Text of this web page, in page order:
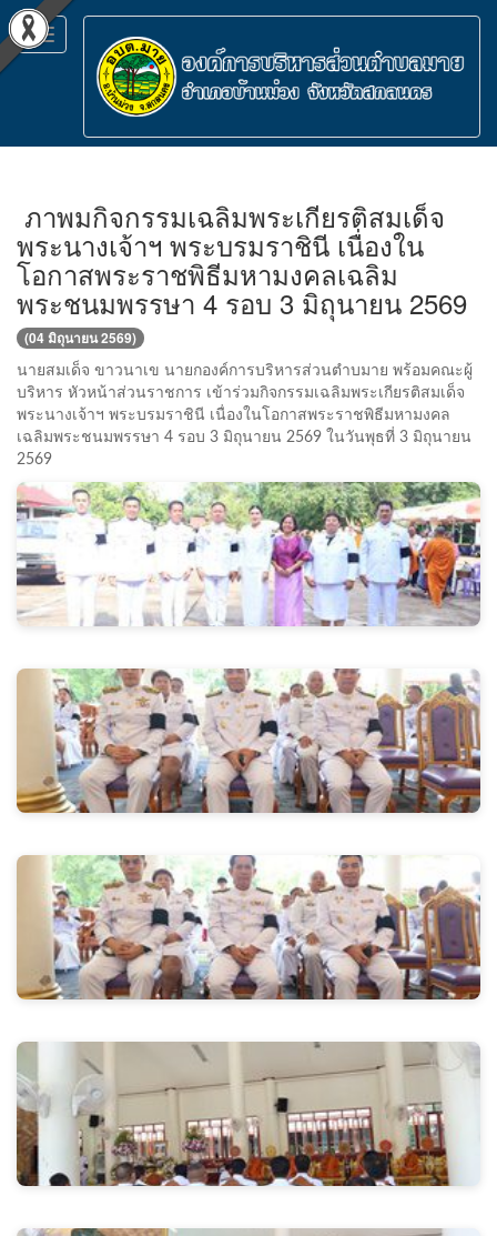
Toggle
navigation
ภาพมกิจกรรมเฉลิมพระเกียรติสมเด็จ
พระนางเจ้าฯ พระบรมราชินี เนื่องใน
โอกาสพระราชพิธีมหามงคลเฉลิม
พระชนมพรรษา 4 รอบ 3 มิถุนายน 2569
(04 มิถุนายน 2569)
นายสมเด็จ ขาวนาเข นายกองค์การบริหารส่วนตำบมาย พร้อมคณะผู้
บริหาร หัวหน้าส่วนราชการ เข้าร่วมกิจกรรมเฉลิมพระเกียรติสมเด็จ
พระนางเจ้าฯ พระบรมราชินี เนื่องในโอกาสพระราชพิธีมหามงคล
เฉลิมพระชนมพรรษา 4 รอบ 3 มิถุนายน 2569 ในวันพุธที่ 3 มิถุนายน
2569